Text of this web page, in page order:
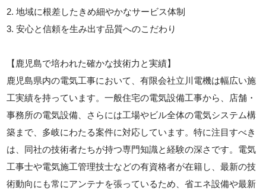
2. 地域に根差したきめ細やかなサービス体制
3. 安心と信頼を生み出す品質へのこだわり
【鹿児島で培われた確かな技術力と実績】
鹿児島県内の電気工事において、有限会社立川電機は幅広い施
工実績を持っています。一般住宅の電気設備工事から、店舗・
事務所の電気設備、さらには工場やビル全体の電気システム構
築まで、多岐にわたる案件に対応しています。特に注目すべき
は、同社の技術者たちが持つ専門知識と経験の深さです。電気
工事士や電気施工管理技士などの有資格者が在籍し、最新の技
術動向にも常にアンテナを張っているため、省エネ設備や最新